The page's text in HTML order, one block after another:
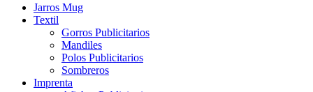
Jarros Mug
Textil
Gorros Publicitarios
Mandiles
Polos Publicitarios
Sombreros
Imprenta